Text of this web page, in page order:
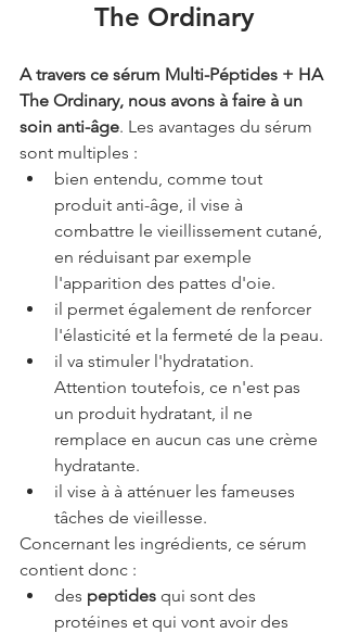
The Ordinary
A travers ce sérum Multi-Péptides + HA
The Ordinary, nous avons à faire à un
soin anti-âge. Les avantages du sérum
sont multiples :
bien entendu, comme tout
produit anti-âge, il vise à
combattre le vieillissement cutané,
en réduisant par exemple
l'apparition des pattes d'oie.
il permet également de renforcer
l'élasticité et la fermeté de la peau.
il va stimuler l'hydratation.
Attention toutefois, ce n'est pas
un produit hydratant, il ne
remplace en aucun cas une crème
hydratante.
il vise à à atténuer les fameuses
tâches de vieillesse.
Concernant les ingrédients, ce sérum
contient donc :
des peptides qui sont des
protéines et qui vont avoir des